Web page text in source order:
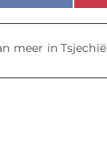
meer in Tsjechië